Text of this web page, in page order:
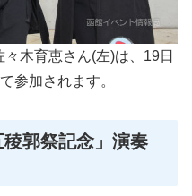
木育恵さん(左)は、19日
参加されます。
郭祭記念」演奏